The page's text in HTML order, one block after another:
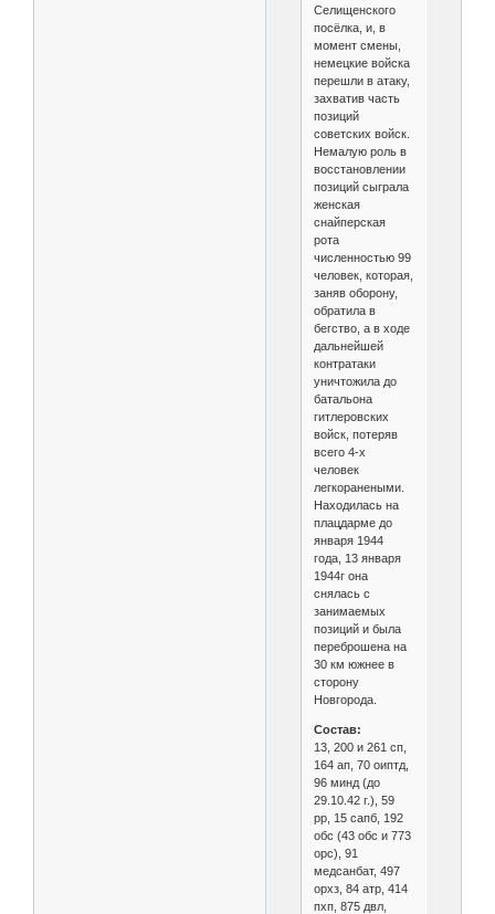
Селищенского
посёлка, и, в
момент смены,
немецкие войска
перешли в атаку,
захватив часть
позиций
советских войск.
Немалую роль в
восстановлении
позиций сыграла
женская
снайперская
рота
численностью 99
человек, которая,
заняв оборону,
обратила в
бегство, а в ходе
дальнейшей
контратаки
уничтожила до
батальона
гитлеровских
войск, потеряв
всего 4-х
человек
легкоранеными.
Находилась на
плацдарме до
января 1944
года, 13 января
1944г она
снялась с
занимаемых
позиций и была
переброшена на
30 км южнее в
сторону
Новгорода.
Состав:
13, 200 и 261 сп,
164 ап, 70 оиптд,
96 минд (до
29.10.42 г.), 59
рр, 15 сапб, 192
обс (43 обс и 773
орс), 91
медсанбат, 497
орхз, 84 атр, 414
пхп, 875 двл,